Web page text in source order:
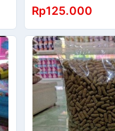
Rp125.000